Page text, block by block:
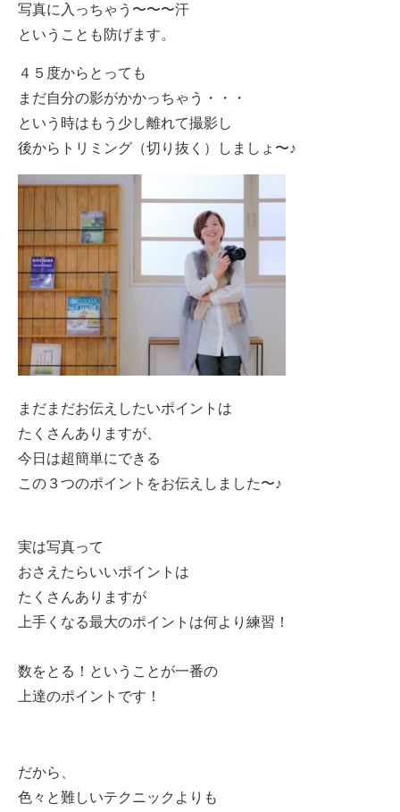
写真に入っちゃう〜〜〜汗
ということも防げます。
４５度からとっても
まだ自分の影がかかっちゃう・・・
という時はもう少し離れて撮影し
後からトリミング（切り抜く）しましょ〜♪
まだまだお伝えしたいポイントは
たくさんありますが、
今日は超簡単にできる
この３つのポイントをお伝えしました〜♪
実は写真って
おさえたらいいポイントは
たくさんありますが
上手くなる最大のポイントは何より練習！
数をとる！ということが一番の
上達のポイントです！
だから、
色々と難しいテクニックよりも